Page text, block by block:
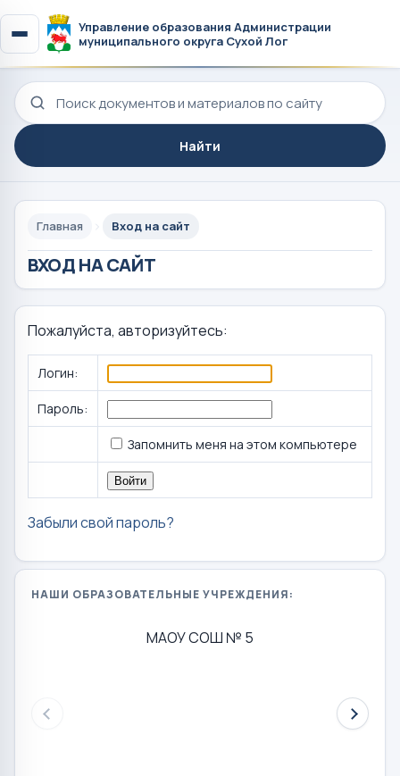
Управление образования Администрации
муниципального округа Сухой Лог
Поиск по сайту
Найти
Главная Вход на сайт
ВХОД НА САЙТ
Пожалуйста, авторизуйтесь:
Логин:
Пароль:
Запомнить меня на этом компьютере
Забыли свой пароль?
НАШИ ОБРАЗОВАТЕЛЬНЫЕ УЧРЕЖДЕНИЯ:
МАОУ СОШ № 5